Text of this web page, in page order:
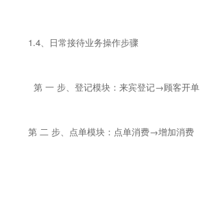
1.4、日常接待业务操作步骤
第 一 步、登记模块：来宾登记→顾客开单
第 二 步、点单模块：点单消费→增加消费